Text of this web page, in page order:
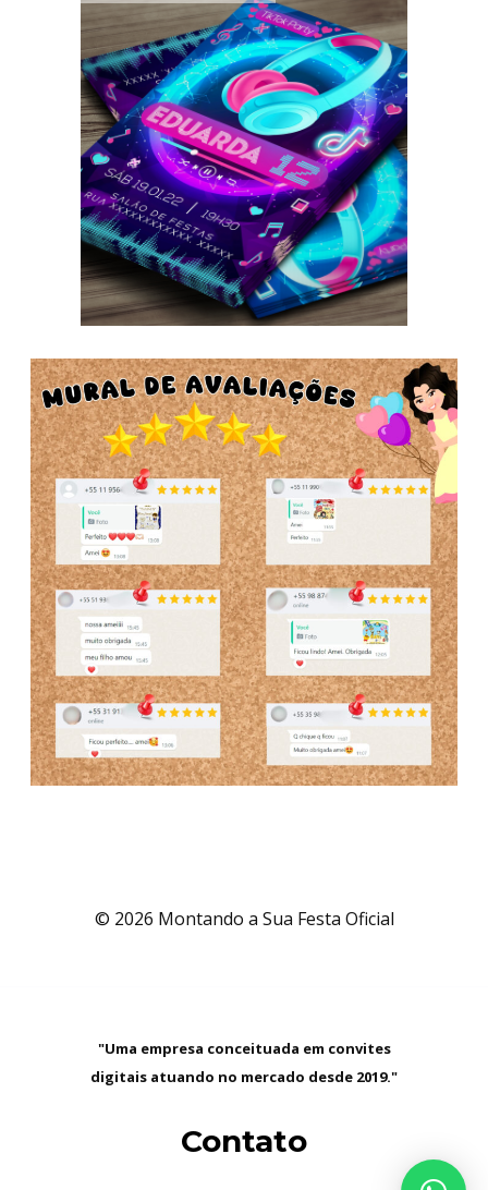
© 2026 Montando a Sua Festa Oficial
"Uma empresa conceituada em convites
digitais atuando no mercado desde 2019."
Contato